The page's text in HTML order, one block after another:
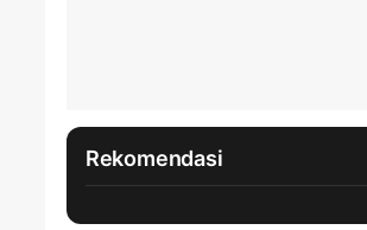
Rekomendasi